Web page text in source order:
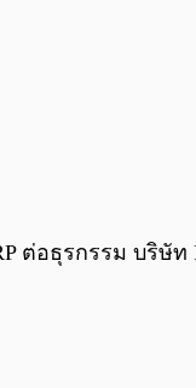
ต่อธุรกรรม บริษั